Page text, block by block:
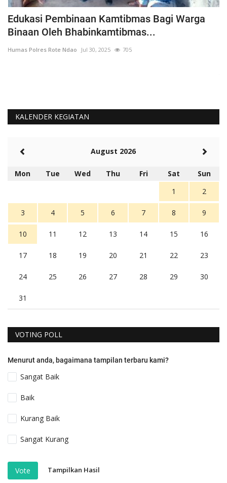
Edukasi Pembinaan Kamtibmas Bagi Warga
Binaan Oleh Bhabinkamtibmas...
Humas Polres Rote Ndao Jul 30, 2025 705
KALENDER KEGIATAN
August 2026
Mon Tue Wed Thu Fri Sat
Sun
1
2
3 4 5 6 7 8 9
10 11 12 13 14 15 16
17 18 19 20 21 22 23
24 25 26 27 28 29 30
31
VOTING POLL
Menurut anda, bagaimana tampilan terbaru kami?
Sangat Baik
Baik
Kurang Baik
Sangat Kurang
Vote Tampilkan Hasil